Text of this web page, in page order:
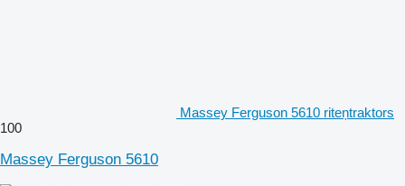
Massey Ferguson 5610 riteņtraktors
100
Massey Ferguson 5610